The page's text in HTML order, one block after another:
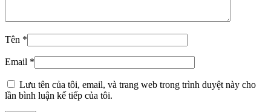
Tên *
Email *
Lưu tên của tôi, email, và trang web trong trình duyệt này cho
lần bình luận kế tiếp của tôi.